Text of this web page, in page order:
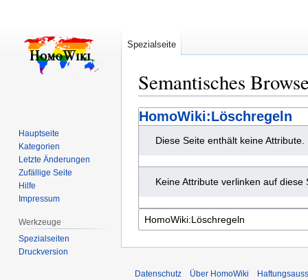
Semantisches
Zur
Navigation
springen
Zur
Suche
springen
HomoWiki:Löschregeln
Diese Seite enthält keine Attribute.
Keine Attribute verlinken auf diese
Spezialseite
Hauptseite
Kategorien
Letzte Änderungen
Zufällige Seite
Hilfe
Impressum
Werkzeuge
Spezialseiten
Druckversion
Datenschutz Über HomoWiki